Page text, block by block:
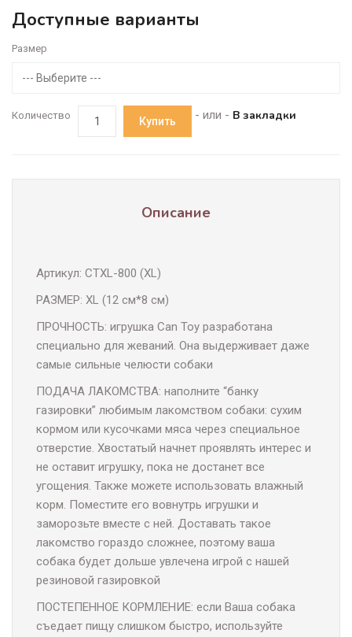
Доступные варианты
Размер
--- Выберите ---
Количество Купить - или - В закладки
Описание
Артикул: CTXL-800 (XL)
РАЗМЕР: XL (12 см*8 см)
ПРОЧНОСТЬ: игрушка Can Toy разработана
специально для жеваний. Она выдерживает даже
самые сильные челюсти собаки
ПОДАЧА ЛАКОМСТВА: наполните “банку
газировки” любимым лакомством собаки: сухим
кормом или кусочками мяса через специальное
отверстие. Хвостатый начнет проявлять интерес и
не оставит игрушку, пока не достанет все
угощения. Также можете использовать влажный
корм. Поместите его вовнутрь игрушки и
заморозьте вместе с ней. Доставать такое
лакомство гораздо сложнее, поэтому ваша
собака будет дольше увлечена игрой с нашей
резиновой газировкой
ПОСТЕПЕННОЕ КОРМЛЕНИЕ: если Ваша собака
съедает пищу слишком быстро, используйте